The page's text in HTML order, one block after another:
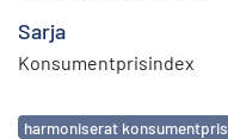
Sarja
Konsumentprisindex
Avainsanat
harmoniserat